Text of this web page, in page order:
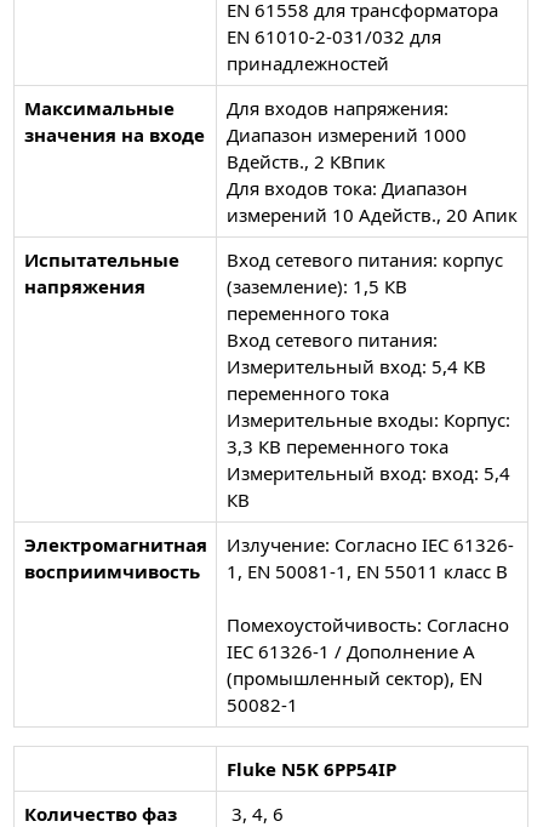
EN 61558 для трансформатора
EN 61010-2-031/032 для
принадлежностей
Максимальные
значения на входе
Для входов напряжения:
Диапазон измерений 1000
Вдейств., 2 КВпик
Для входов тока: Диапазон
измерений 10 Адейств., 20 Апик
Испытательные
напряжения
Вход сетевого питания: корпус
(заземление): 1,5 КВ
переменного тока
Вход сетевого питания:
Измерительный вход: 5,4 КВ
переменного тока
Измерительные входы: Корпус:
3,3 КВ переменного тока
Измерительный вход: вход: 5,4
КВ
Электромагнитная
восприимчивость
Излучение: Согласно IEC 61326-
1, EN 50081-1, EN 55011 класс B
Помехоустойчивость: Согласно
IEC 61326-1 / Дополнение A
(промышленный сектор), EN
50082-1
Fluke N5K 6PP54IP
Количество фаз
3, 4, 6